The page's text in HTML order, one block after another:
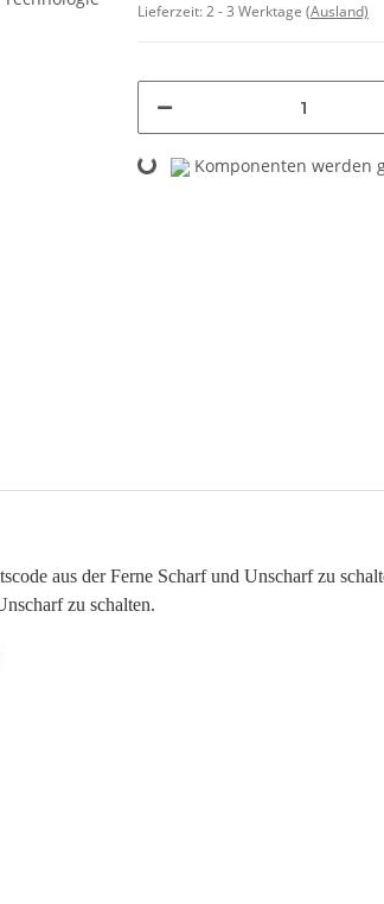
Lieferzeit:2 - 3 Werktage (Ausland)
Loading... Komponenten werden
aus der Ferne Scharf und Unscharf zu
zu schalten.